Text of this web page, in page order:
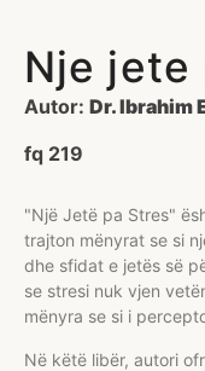
Nje jete
Autor: Dr. Ibrahim
fq 219
"Një Jetë pa Stres"
trajton mënyrat se si
dhe sfidat e jetës së
se stresi nuk vjen
mënyra se si i
Në këtë libër, autori